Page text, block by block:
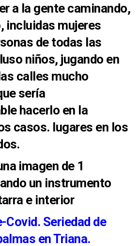
a la gente caminando,
incluidas mujeres
de todas las
niños, jugando en
calles mucho
sería
hacerlo en la
casos. lugares en los
Covid. Seriedad de
en Triana.